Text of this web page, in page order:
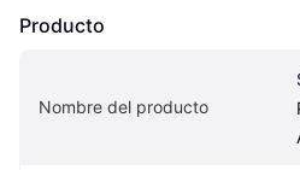
Producto
Nombre del producto